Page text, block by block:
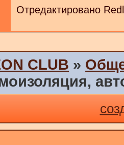
Отредактировано
CLUB »